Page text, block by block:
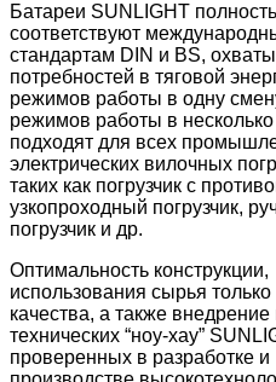
Батареи SUNLIGHT
соответствуют
стандартам DIN и BS,
потребностей в тяговой
режимов работы в одну
режимов работы в
подходят для всех
электрических вилочных
таких как погрузчик с
узкопроходный погрузчик,
погрузчик и др.
Оптимальность конструкции,
использования сырья
качества, а также
технических “ноу-хау”
проверенных в разработке и